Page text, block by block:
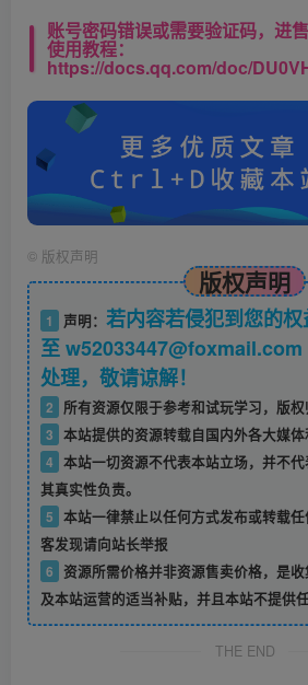
账号密码错误或需要验证码，进
使用教程：
https://docs.qq.com/doc/
© 版权声明
版权声明
1 声明： 若内容若侵犯到您的
至 w52033447@foxmail.com
处理，敬请谅解！
2
所有资源仅限于参考和试玩学习，版权
3 本站提供的资源转载自国内外各大媒
4 本站一切资源不代表本站立场，并不
其真实性负责。
5 本站一律禁止以任何方式发布或转载
客发现请向站长举报
6
资源所需价格并非资源售卖价格，是
及本站运营的适当补贴，并且本站不提供
THE END